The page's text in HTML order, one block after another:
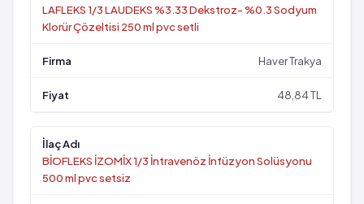
LAFLEKS 1/3 LAUDEKS %3.33 Dekstroz- %0.3 Sodyum
Klorür Çözeltisi 250 ml pvc setli
Haver Trakya
48,84 TL
BİOFLEKS İZOMİX 1/3 İntravenöz İnfüzyon Solüsyonu
500 ml pvc setsiz